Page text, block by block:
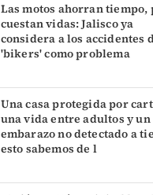
Las motos ahorran tiempo,
cuestan vidas: Jalisco ya
considera a los accidentes
'bikers' como problema
Una casa protegida por
una vida entre adultos y un
embarazo no detectado a
esto sabemos de l